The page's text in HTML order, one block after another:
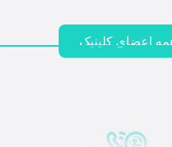
اعضای کلینیک